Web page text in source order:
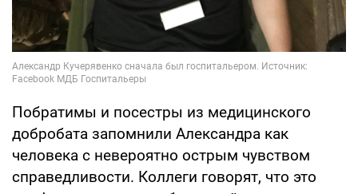
Побратимы и посестры из медицинского
добробата запомнили Александра как
человека с невероятно острым чувством
справедливости. Коллеги говорят, что это